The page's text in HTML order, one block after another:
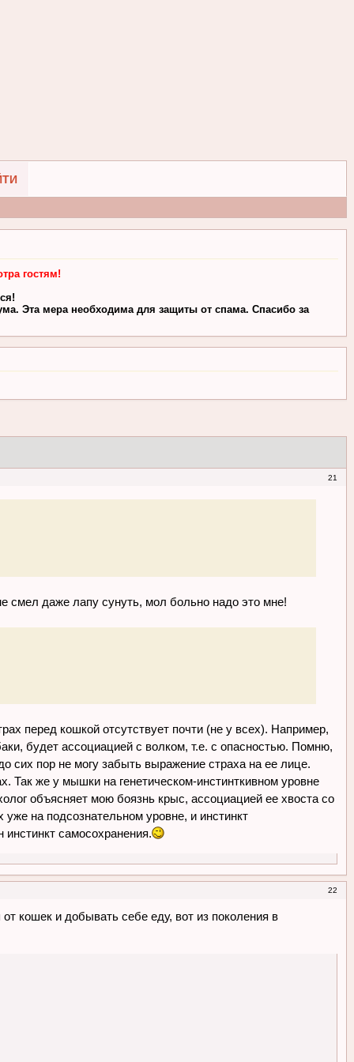
гостям!
Эта мера необходима для защиты от спама. Спасибо за
21
смел даже лапу сунуть, мол больно надо это мне!
перед кошкой отсутствует почти (не у всех). Например,
будет ассоциацией с волком, т.е. с опасностью. Помню,
пор не могу забыть выражение страха на ее лице.
Так же у мышки на генетическом-инстинткивном уровне
объясняет мою боязнь крыс, ассоциацией ее хвоста со
на подсознательном уровне, и инстинкт
самосохранения.
22
кошек и добывать себе еду, вот из поколения в